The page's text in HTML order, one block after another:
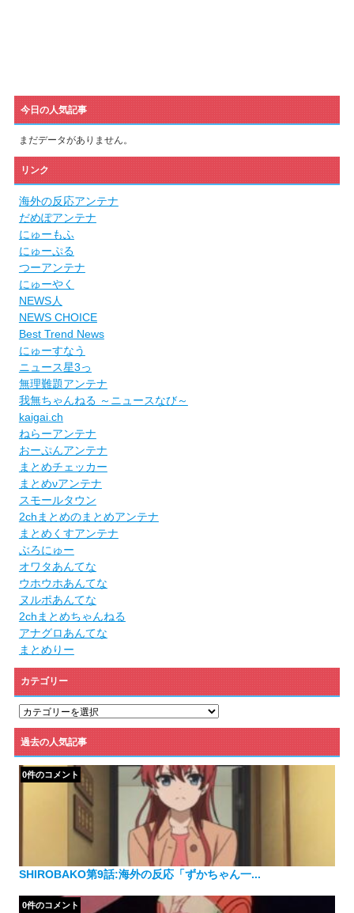
今日の人気記事
まだデータがありません。
リンク
海外の反応アンテナ
だめぽアンテナ
にゅーもふ
にゅーぷる
つーアンテナ
にゅーやく
NEWS人
NEWS CHOICE
Best Trend News
にゅーすなう
ニュース星3っ
無理難題アンテナ
我無ちゃんねる ～ニュースなび～
kaigai.ch
ねらーアンテナ
おーぷんアンテナ
まとめチェッカー
まとめνアンテナ
スモールタウン
2chまとめのまとめアンテナ
まとめくすアンテナ
ぶろにゅー
オワタあんてな
ウホウホあんてな
ヌルポあんてな
2chまとめちゃんねる
アナグロあんてな
まとめりー
カテゴリー
カ
ゴ
リ
ー
過去の人気記事
SHIROBAKO第9話:海外の反応「ずかちゃん一...
0件のコメント
0件のコメント